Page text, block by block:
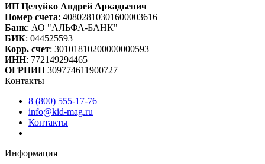
ИП Целуйко Андрей Аркадьевич
Номер счета: 40802810301600003616
Банк: АО "АЛЬФА-БАНК"
БИК: 044525593
Корр. счет: 30101810200000000593
ИНН: 772149294465
ОГРНИП 309774611900727
Контакты
8 (800) 555-17-76
info@kid-mag.ru
Контакты
Информация